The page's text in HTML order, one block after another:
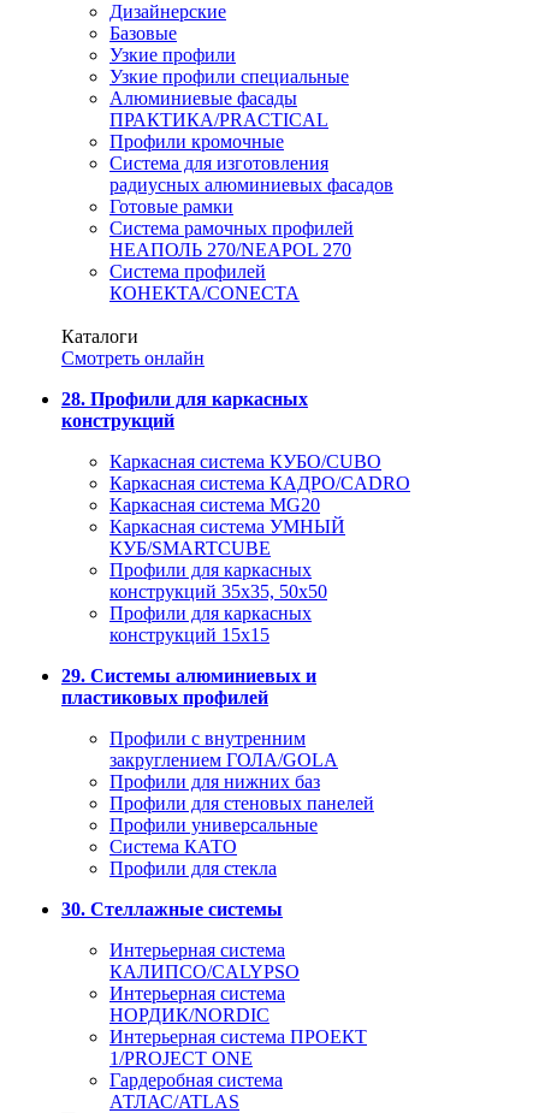
Дизайнерские
Базовые
Узкие профили
Узкие профили специальные
Алюминиевые фасады
ПРАКТИКА/PRACTICAL
Профили кромочные
Система для изготовления
радиусных алюминиевых фасадов
Готовые рамки
Система рамочных профилей
НЕАПОЛЬ 270/NEAPOL 270
Система профилей
КОНЕКТА/CONECTA
Каталоги
Смотреть онлайн
28. Профили для каркасных
конструкций
Каркасная система КУБО/CUBO
Каркасная система КАДРО/CADRO
Каркасная система MG20
Каркасная система УМНЫЙ
КУБ/SMARTCUBE
Профили для каркасных
конструкций 35x35, 50x50
Профили для каркасных
конструкций 15х15
29. Системы алюминиевых и
пластиковых профилей
Профили с внутренним
закруглением ГОЛА/GOLA
Профили для нижних баз
Профили для стеновых панелей
Профили универсальные
Система КАТО
Профили для стекла
30. Стеллажные системы
Интерьерная система
КАЛИПСО/CALYPSO
Интерьерная система
НОРДИК/NORDIC
Интерьерная система ПРОЕКТ
1/PROJECT ONE
Гардеробная система
АТЛАС/ATLAS